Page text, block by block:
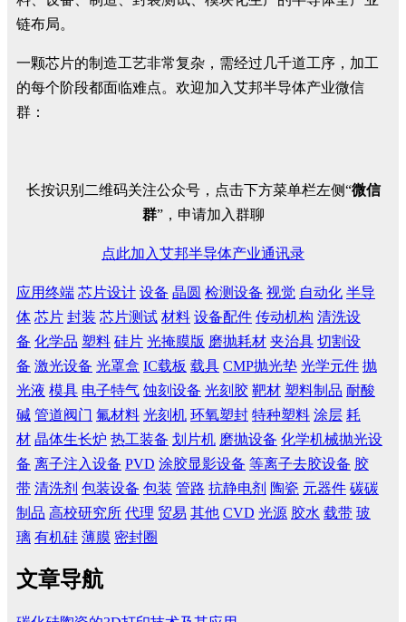
链布局。
一颗芯片的制造工艺非常复杂，需经过几千道工序，加工
的每个阶段都面临难点。欢迎加入艾邦半导体产业微信
群：
长按识别二维码关注公众号，点击下方菜单栏左侧“微信
群”，申请加入群聊
点此加入艾邦半导体产业通讯录
应用终端 芯片设计 设备 晶圆 检测设备 视觉 自动化 半导
体 芯片 封装 芯片测试 材料 设备配件 传动机构 清洗设
备 化学品 塑料 硅片 光掩膜版 磨抛耗材 夹治具 切割设
备 激光设备 光罩盒 IC载板 载具 CMP抛光垫 光学元件 抛
光液 模具 电子特气 蚀刻设备 光刻胶 靶材 塑料制品 耐酸
碱 管道阀门 氟材料 光刻机 环氧塑封 特种塑料 涂层 耗
材 晶体生长炉 热工装备 划片机 磨抛设备 化学机械抛光设
备 离子注入设备 PVD 涂胶显影设备 等离子去胶设备 胶
带 清洗剂 包装设备 包装 管路 抗静电剂 陶瓷 元器件 碳碳
制品 高校研究所 代理 贸易 其他 CVD 光源 胶水 载带 玻
璃 有机硅 薄膜 密封圈
文章导航